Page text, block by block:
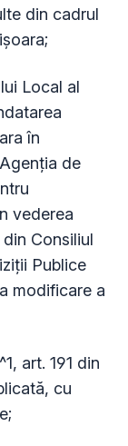
din cadrul
Local al
în
de
vederea
Consiliul
Publice
modificare a
art. 191 din
cu